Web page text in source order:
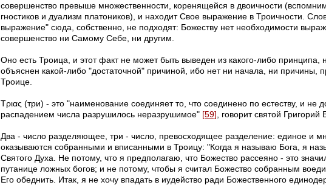
совершенство превыше множественности, коренящейся в двоичности
гностиков и дуализм платоников), и находит Свое выражение в Троичности.
выражение" сюда, собственно, не подходят: Божеству нет необходимости
совершенство ни Самому Себе, ни другим.
Оно есть Троица, и этот факт не может быть выведен из какого-либо принципа,
объяснен какой-либо "достаточной" причиной, ибо нет ни начала, ни причины,
Троице.
Τριας (три) - это "наименование соединяет то, что соединено по естеству, и не
распадением числа разрушилось неразрушимое" [59] , говорит святой Григорий
Два - число разделяющее, три - число, превосходящее разделение: единое и
оказываются собранными и вписанными в Троицу: "Когда я называю Бога, я
Святого Духа. Не потому, что я предполагаю, что Божество рассеяно - это
путанице ложных богов; и не потому, чтобы я считал Божество собранным
Его обеднить. Итак, я не хочу впадать в иудейство ради Божественного